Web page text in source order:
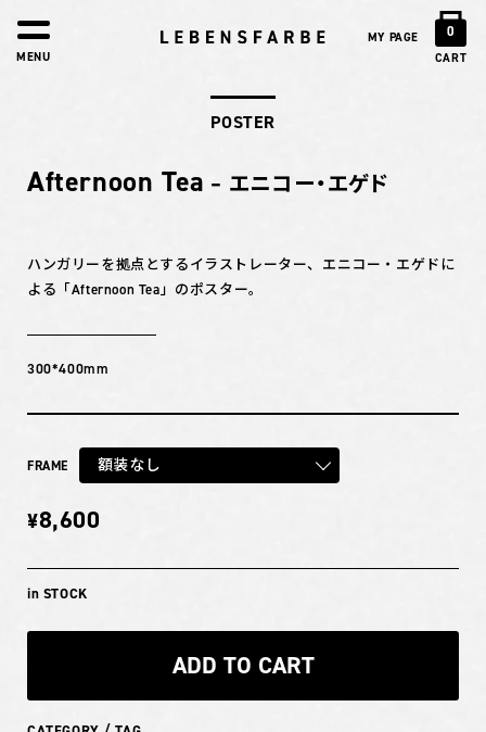
MY PAGE 0
CART
MENU
POSTER
Afternoon Tea – エニコー・エゲド
ハンガリーを拠点とするイラストレーター、エニコー・エゲドに
よる「Afternoon Tea」のポスター。
300*400mm
FRAME 額装なし
¥8,600
in STOCK
ADD TO CART